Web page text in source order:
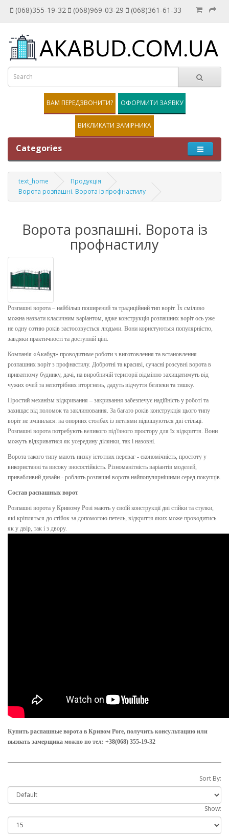
(068)355-19-32 (068)969-03-29 (068)361-61-33
ВАМ ПЕРЕДЗВОНИТИ? ОФОРМИТИ ЗАЯВКУ
ВИКЛИКАТИ ЗАМІРНИКА
Categories
text_home
Продукція
Ворота розпашні. Ворота із профнастилу
Ворота розпашні. Ворота із
профнастилу
Розпашні ворота – найбільш поширений та традиційний тип воріт. Їх сміливо
можна назвати класичним варіантом, адже конструкція розпашних воріт ось уже
не одну сотню років застосовується людьми. Вони користуються популярністю,
завдяки практичності та доступній ціні.
Компанія «Акабуд» проводитиме роботи з виготовлення та встановлення
розпашних воріт з профнастилу. Добротні та красиві, сучасні розсувні ворота в
приватному будинку, дачі, на виробничій території відмінно захищатимуть від
чужих очей та непотрібних вторгнень, дадуть відчуття безпеки та тишку.
Простий механізм відкривання – закривання забезпечує надійність у роботі та
захищає від поломок та заклинювання. За багато років конструкція цього типу
воріт не змінилася: на опорних столбах із петлями підвішуються дві стільці.
Розпашні ворота потребують великого під'їзного простору для їх відкриття. Вони
можуть відкриватися як усередину ділянки, так і назовні.
Ворота такого типу мають низку істотних переваг - економічність, простоту у
використанні та високу зносостійкість. Різноманітність варіантів моделей,
привабливий дизайн - роблять розпашні ворота найпопулярнішими серед покупців.
Состав распашных ворот
Розпашні ворота у Кривому Розі мають у своїй конструкції дві стійки та стулки,
які кріпляться до стійок за допомогою петель, відкриття яких може проводитись
як у двір, так і з двору.
Купить распашные ворота в Кривом Роге, получить консультацию или
вызвать замерщика можно по тел: +38(068) 355-19-32
Sort By:
Show: